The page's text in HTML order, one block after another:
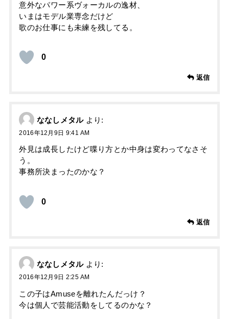
意外なパワー系ヴォーカルの逸材、
いまはモデル業専念だけど
歌のお仕事にも未練を残してる。
0
返信
ななしメタル より:
2016年12月9日 9:41 AM
外見は成長したけど喋り方とか中身は変わってなさそ
う。
事務所決まったのかな？
0
返信
ななしメタル より:
2016年12月9日 2:25 AM
この子はAmuseを離れたんだっけ？
今は個人で芸能活動をしてるのかな？